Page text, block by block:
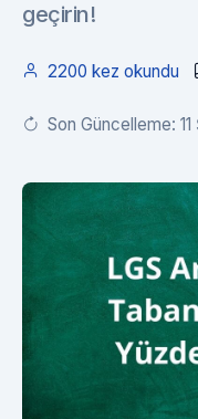
geçirin!
2200 kez okundu
Son Güncelleme: